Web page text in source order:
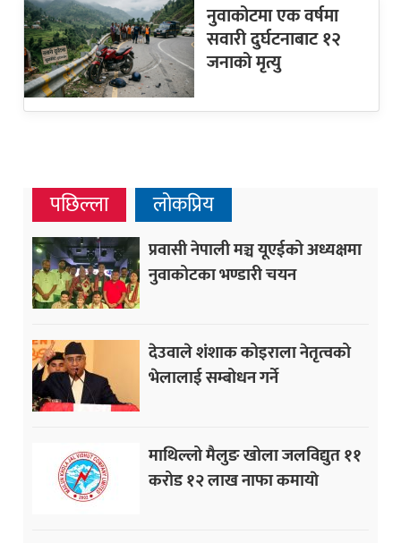
नुवाकोटमा एक वर्षमा
सवारी दुर्घटनाबाट १२
जनाको मृत्यु
पछिल्ला लोकप्रिय
प्रवासी नेपाली मञ्च यूएईको अध्यक्षमा
नुवाकोटका भण्डारी चयन
देउवाले शंशाक कोइराला नेतृत्वको
भेलालाई सम्बोधन गर्ने
माथिल्लो मैलुङ खोला जलविद्युत ११
करोड १२ लाख नाफा कमायाे